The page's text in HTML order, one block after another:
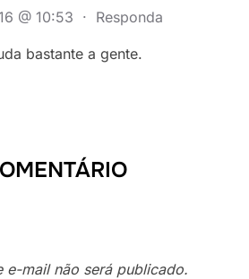
@ 10:53 · Responda
bastante a gente.
e-mail não será publicado.